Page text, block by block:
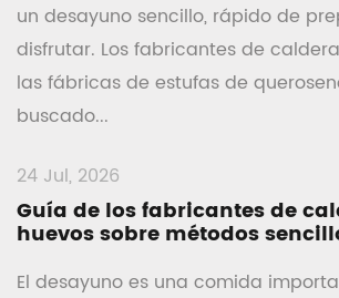
un desayuno sencillo, rápido de
disfrutar. Los fabricantes de
las fábricas de estufas de
buscado...
24 Jul, 2026
Guía de los fabricantes de
huevos sobre métodos
cocinar huevos para el
El desayuno es una comida